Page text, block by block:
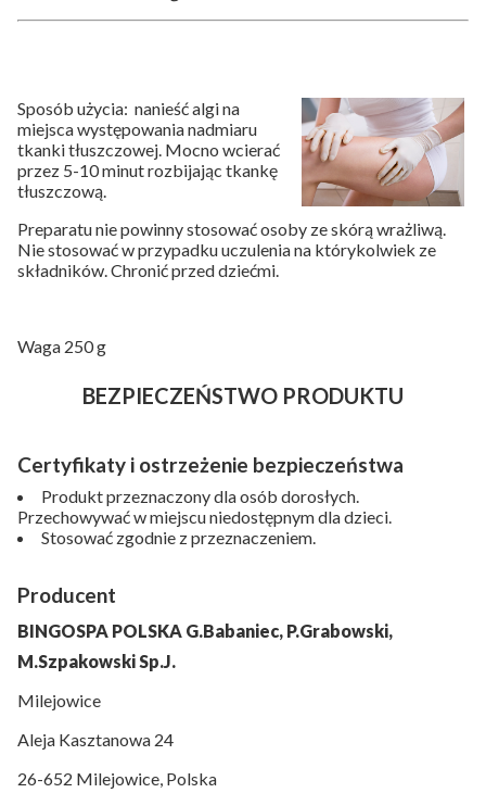
Sposób użycia: nanieść algi na
miejsca występowania nadmiaru
tkanki tłuszczowej. Mocno wcierać
przez 5-10 minut rozbijając tkankę
tłuszczową.
Preparatu nie powinny stosować osoby ze skórą wrażliwą.
Nie stosować w przypadku uczulenia na którykolwiek ze
składników. Chronić przed dziećmi.
Waga 250 g
BEZPIECZEŃSTWO PRODUKTU
Certyfikaty i ostrzeżenie bezpieczeństwa
Produkt przeznaczony dla osób dorosłych.
Przechowywać w miejscu niedostępnym dla dzieci.
Stosować zgodnie z przeznaczeniem.
Producent
BINGOSPA POLSKA G.Babaniec, P.Grabowski,
M.Szpakowski Sp.J.
Milejowice
Aleja Kasztanowa 24
26-652 Milejowice, Polska